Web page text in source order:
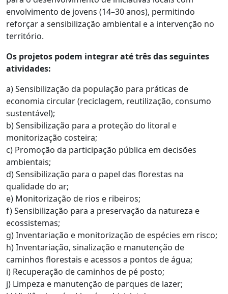
envolvimento de jovens (14–30 anos), permitindo
reforçar a sensibilização ambiental e a intervenção no
território.
Os projetos podem integrar até três das seguintes
atividades:
a) Sensibilização da população para práticas de
economia circular (reciclagem, reutilização, consumo
sustentável);
b) Sensibilização para a proteção do litoral e
monitorização costeira;
c) Promoção da participação pública em decisões
ambientais;
d) Sensibilização para o papel das florestas na
qualidade do ar;
e) Monitorização de rios e ribeiros;
f) Sensibilização para a preservação da natureza e
ecossistemas;
g) Inventariação e monitorização de espécies em risco;
h) Inventariação, sinalização e manutenção de
caminhos florestais e acessos a pontos de água;
i) Recuperação de caminhos de pé posto;
j) Limpeza e manutenção de parques de lazer;